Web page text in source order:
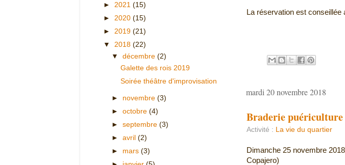
La réservation est conseillée
mardi 20 novembre 2018
Braderie puériculture
Activité : La vie du quartier
Dimanche 25 novembre
Copajero)
► 2021 (15)
► 2020 (15)
► 2019 (21)
▼ 2018 (22)
▼décembre(2)
Galette des rois 2019
Soirée théâtre d'improvisation
► novembre(3)
►octobre(4)
►septembre(3)
►avril(2)
► mars(3)